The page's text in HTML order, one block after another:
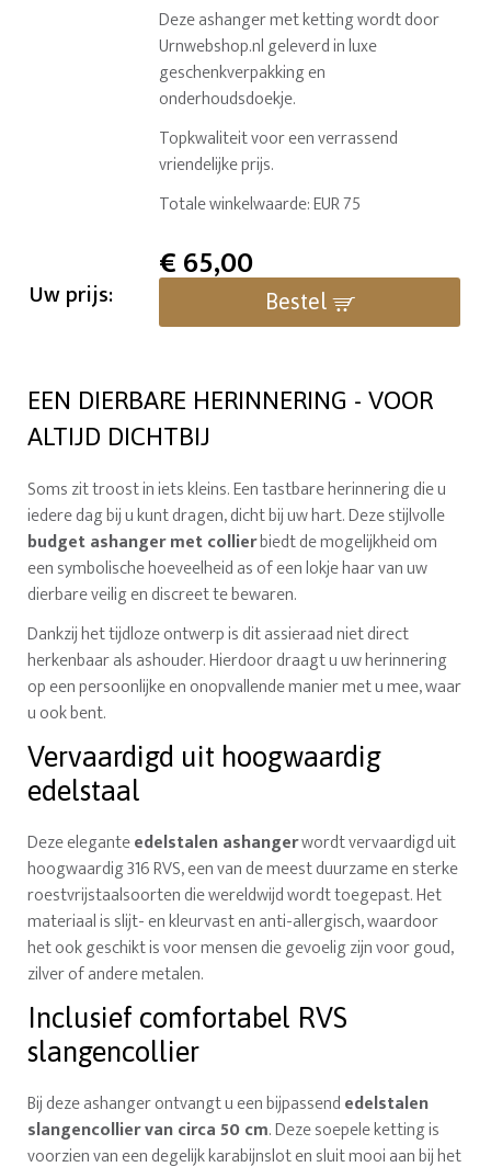
Deze ashanger met ketting wordt door
Urnwebshop.nl geleverd in luxe
geschenkverpakking en
onderhoudsdoekje.
Topkwaliteit voor een verrassend
vriendelijke prijs.
Totale winkelwaarde: EUR 75
Uw prijs:
€65,00
Bestel
EEN DIERBARE HERINNERING - VOOR
ALTIJD DICHTBIJ
Soms zit troost in iets kleins. Een tastbare herinnering die u
iedere dag bij u kunt dragen, dicht bij uw hart. Deze stijlvolle
budget ashanger met collierbiedt de mogelijkheid om
een symbolische hoeveelheid as of een lokje haar van uw
dierbare veilig en discreet te bewaren.
Dankzij het tijdloze ontwerp is dit assieraad niet direct
herkenbaar als ashouder. Hierdoor draagt u uw herinnering
op een persoonlijke en onopvallende manier met u mee, waar
u ook bent.
Vervaardigd uit hoogwaardig
edelstaal
Deze eleganteedelstalen ashangerwordt vervaardigd uit
hoogwaardig 316 RVS, een van de meest duurzame en sterke
roestvrijstaalsoorten die wereldwijd wordt toegepast. Het
materiaal is slijt- en kleurvast en anti-allergisch, waardoor
het ook geschikt is voor mensen die gevoelig zijn voor goud,
zilver of andere metalen.
Inclusief comfortabel RVS
slangencollier
Bij deze ashanger ontvangt u een bijpassendedelstalen
slangencollier van circa 50 cm. Deze soepele ketting is
voorzien van een degelijk karabijnslot en sluit mooi aan bij het